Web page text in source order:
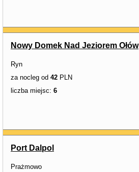
Nowy Domek Nad Jeziorem Ołów
Ryn
za nocleg od 42 PLN
liczba miejsc: 6
Port Dalpol
Prażmowo